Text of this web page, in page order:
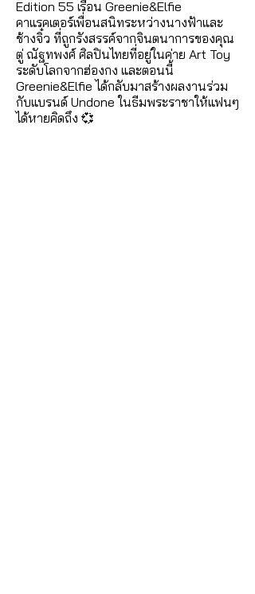
Edition 55 เรือน Greenie&Elfie
คาแรคเตอร์เพื่อนสนิทระหว่างนางฟ้าและ
ช้างจิ๋ว ที่ถูกรังสรรค์จากจินตนาการของคุณ
ตู่ ณัฐทพงศ์ ศิลปินไทยที่อยู่ในค่าย Art Toy
ระดับโลกจากฮ่องกง และตอนนี้
Greenie&Elfie ได้กลับมาสร้างผลงานร่วม
กับแบรนด์ Undone ในธีมพระราชาให้แฟนๆ
ได้หายคิดถึง 💞